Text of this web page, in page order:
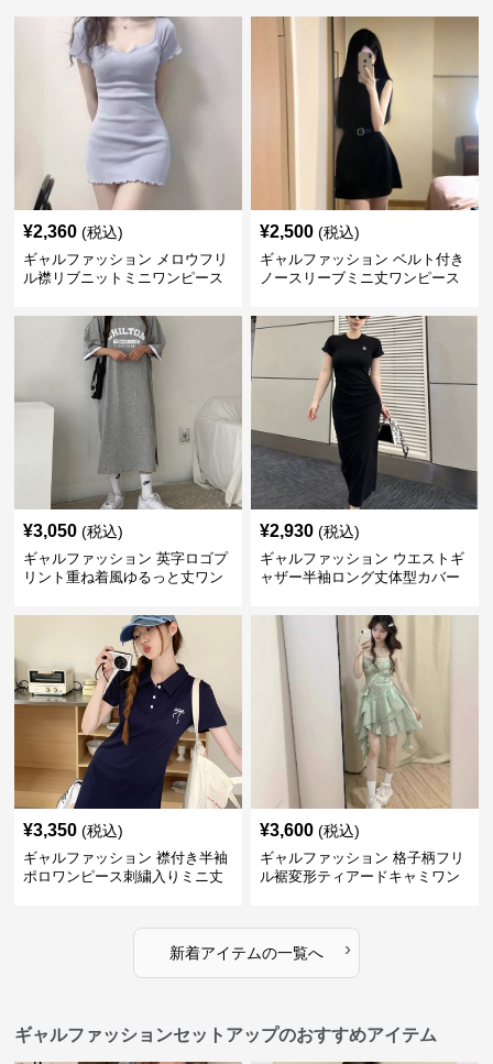
¥2,360 (税込)
ギャルファッション メロウフリ
ル襟リブニットミニワンピース
¥2,500 (税込)
ギャルファッション ベルト付き
ノースリーブミニ丈ワンピース
¥3,050 (税込)
ギャルファッション 英字ロゴプ
リント重ね着風ゆるっと丈ワン
¥2,930 (税込)
ギャルファッション ウエストギ
ャザー半袖ロング丈体型カバー
¥3,350 (税込)
ギャルファッション 襟付き半袖
ポロワンピース刺繍入りミニ丈
¥3,600 (税込)
ギャルファッション 格子柄フリ
ル裾変形ティアードキャミワン
新着アイテムの一覧へ ›
ギャルファッションセットアップのおすすめアイテム